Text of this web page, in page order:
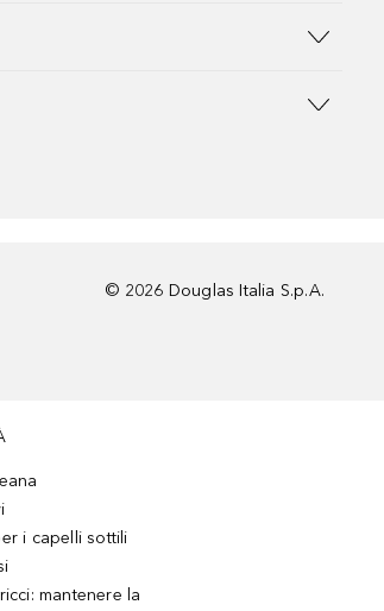
© 2026 Douglas Italia S.p.A.
i capelli sottili
mantenere la